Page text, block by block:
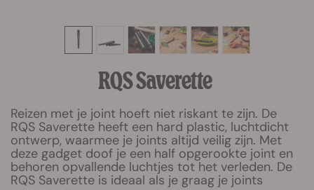
RQS Saverette
Reizen met je joint hoeft niet riskant te zijn. De
RQS Saverette heeft een hard plastic, luchtdicht
ontwerp, waarmee je joints altijd veilig zijn. Met
deze gadget doof je een half opgerookte joint en
behoren opvallende luchtjes tot het verleden. De
RQS Saverette is ideaal als je graag je joints